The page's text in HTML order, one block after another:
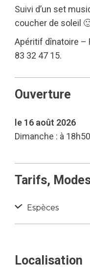
Suivi d’un set
coucher de soleil
Apéritif dînatoire –
83 32 47 15.
Ouverture
le 16 août 2026
Dimanche : à 18h50
Tarifs,
Espèces
Localisation